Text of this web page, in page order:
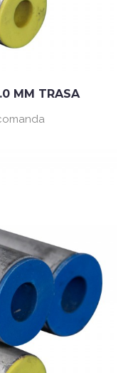
MM TRASA